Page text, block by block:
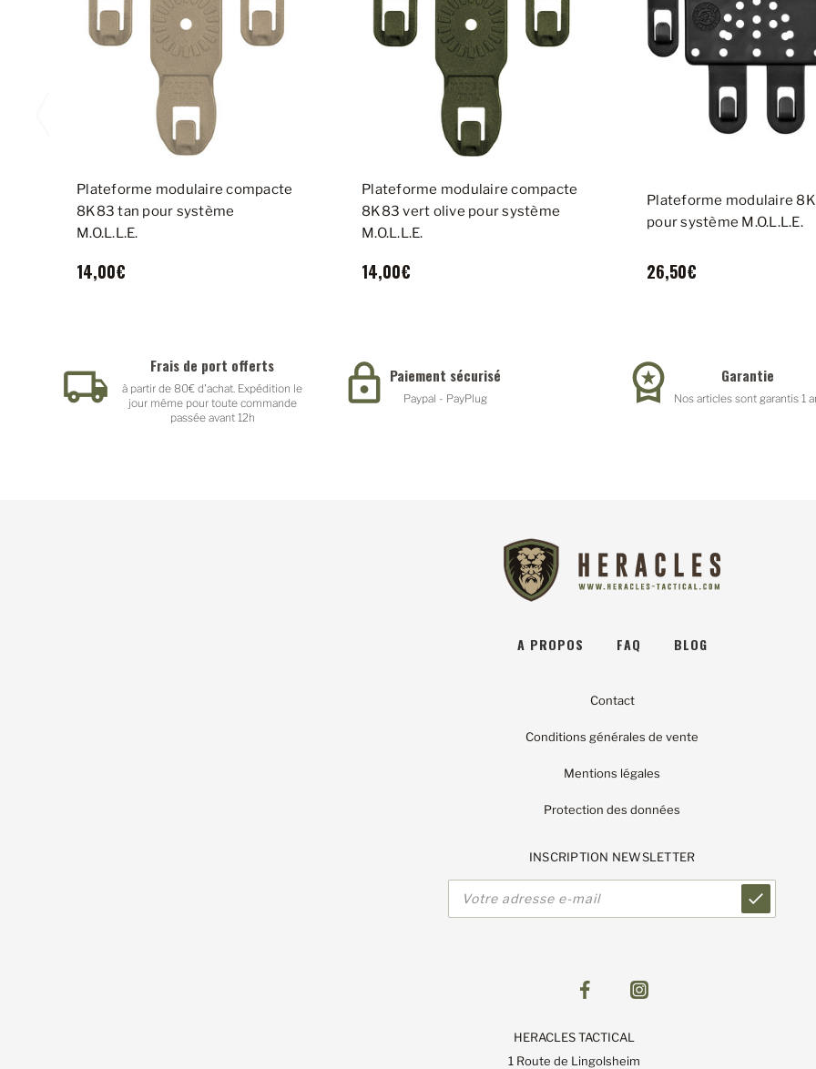
Plateforme modulaire compacte
8K83 tan pour système
M.O.L.L.E.
14,00€
Plateforme modulaire compacte
8K83 vert olive pour système
M.O.L.L.E.
14,00€
Plateforme modulaire
pour système M.O.L.L.E.
26,50€
Frais de port offerts
à partir de 80€ d'achat. Expédition le
jour même pour toute commande
passée avant 12h
Paiement sécurisé
Paypal - PayPlug
Garantie
Nos articles sont garantis 1
A PROPOS FAQ BLOG
Contact
Conditions générales de vente
Mentions légales
Protection des données
INSCRIPTION NEWSLETTER
Adresse
HERACLES TACTICAL
1 Route de Lingolsheim